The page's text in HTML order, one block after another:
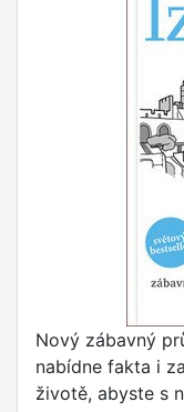
Nový zábavný
nabídne fakta i
životě, abyste s